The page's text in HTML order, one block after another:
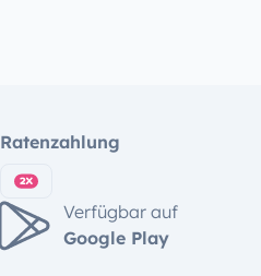
Ratenzahlung
Verfügbar auf
Google Play